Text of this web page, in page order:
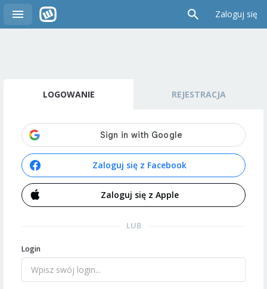
Zaloguj się
LOGOWANIE REJESTRACJA
Zaloguj się z Facebook
Zaloguj się z Apple
LUB
Login